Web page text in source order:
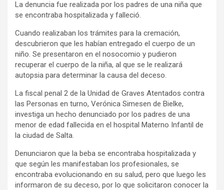
La denuncia fue realizada por los padres de una niña que
se encontraba hospitalizada y falleció.
Cuando realizaban los trámites para la cremación,
descubrieron que les habían entregado el cuerpo de un
niño. Se presentaron en el nosocomio y pudieron
recuperar el cuerpo de la niña, al que se le realizará
autopsia para determinar la causa del deceso.
La fiscal penal 2 de la Unidad de Graves Atentados contra
las Personas en turno, Verónica Simesen de Bielke,
investiga un hecho denunciado por los padres de una
menor de edad fallecida en el hospital Materno Infantil de
la ciudad de Salta.
Denunciaron que la beba se encontraba hospitalizada y
que según les manifestaban los profesionales, se
encontraba evolucionando en su salud, pero que luego les
informaron de su deceso, por lo que solicitaron conocer la